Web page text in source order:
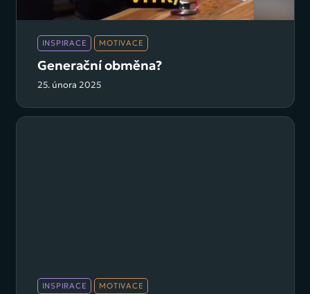
INSPIRACE MOTIVACE
Generační obměna?
25. února 2025
INSPIRACE MOTIVACE